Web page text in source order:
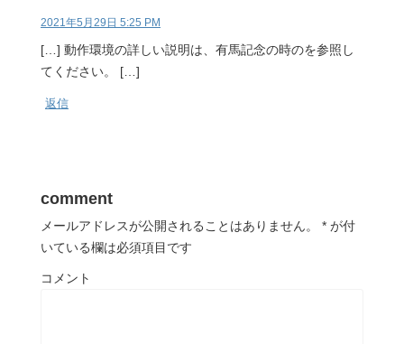
2021年5月29日 5:25 PM
[…] 動作環境の詳しい説明は、有馬記念の時のを参照し
てください。 […]
返信
comment
メールアドレスが公開されることはありません。 * が付
いている欄は必須項目です
コメント